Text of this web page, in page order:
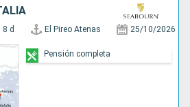
8 d El Pireo Atenas 25/10/2026
Pensión completa